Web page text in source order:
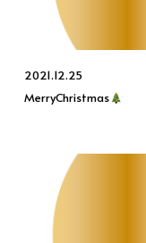
2021.12.25
MerryChristmas